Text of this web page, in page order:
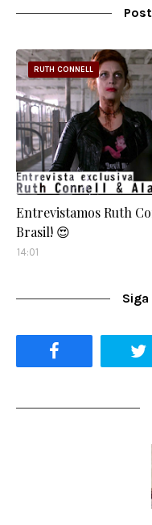
RUTH CONNELL
Entrevistamos Ruth
Brasil! 😍
14:01
Siga